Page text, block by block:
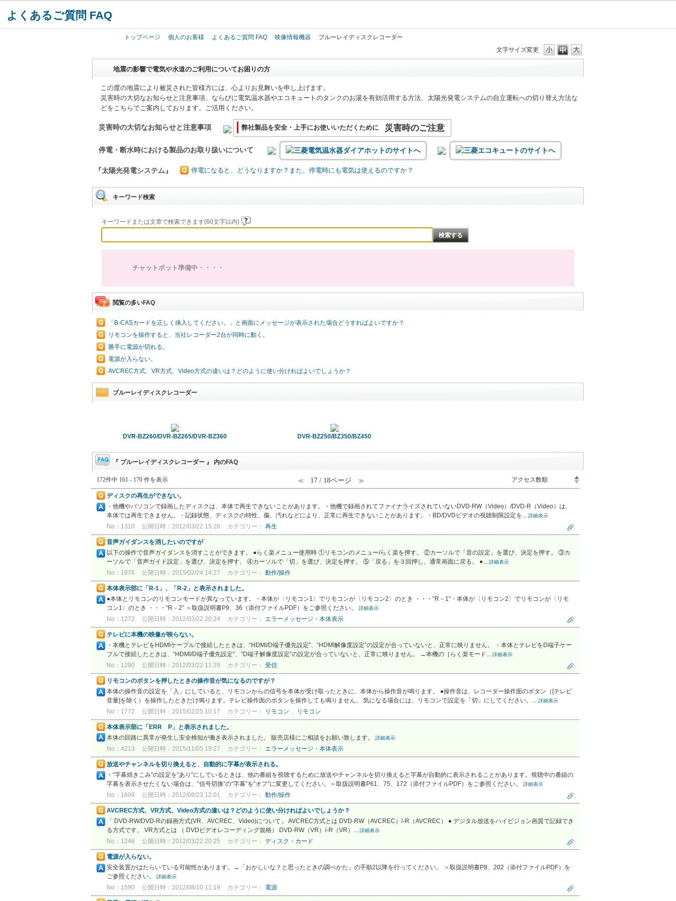
よくあるご質問 FAQ
トップページ 個人のお客様 よくあるご質問 FAQ 映像情報機器
ブルーレイディスクレコーダー
文字サイズ変更
地震の影響で電気や水道のご利用についてお困りの方
この度の地震により被災された皆様方には、心よりお見舞いを申し上げます。
災害時の大切なお知らせと注意事項、ならびに電気温水器やエコキュートのタンクのお湯を有効活用する方法、太陽光発電システムの自立運転への切り替え方法な
どをこちらでご案内しております。ご活用ください。
災害時の大切なお知らせと注意事項 弊社製品を安全・上手にお使いいただくために 災害時のご注意
停電・断水時における製品のお取り扱いについて
『太陽光発電システム』 停電になると、どうなりますか？また、停電時にも電気は使えるのですか？
キーワード検索
キーワードまたは文章で検索できます(60文字以内)
チャットボット準備中・・・・
閲覧の多いFAQ
「B-CASカードを正しく挿入してください。」と画面にメッセージが表示された場合どうすればよいですか？
リモコンを操作すると、当社レコーダー2台が同時に動く。
勝手に電源が切れる。
電源が入らない。
AVCREC方式、VR方式、Video方式の違いは？どのように使い分ければよいでしょうか？
ブルーレイディスクレコーダー
DVR-BZ260/DVR-BZ265/DVR-BZ360 DVR-BZ250/BZ350/BZ450
『 ブルーレイディスクレコーダー 』 内のFAQ
172件中 161 - 170 件を表示 ≪ 17 / 18ページ ≫
ディスクの再生ができない。
・他機やパソコンで録画したディスクは、本体で再生できないことがあります。・他機で録画されてファイナライズされていないDVD-RW（Video）/DVD-R（Video）は、
本体では再生できません。・記録状態、ディスクの特性、傷、汚れなどにより、正常に再生できないことがあります。・BD/DVDビデオの視聴制限設定を... 詳細表示
No：1310 公開日時：2012/03/22 15:26 カテゴリー： 再生
音声ガイダンスを消したいのですが
以下の操作で音声ガイダンスを消すことができます。 ●らく楽メニュー使用時 ①リモコンのメニュー/らく楽を押す。 ②カーソルで「音の設定」を選び、決定を押す。 ③カ
ーソルで「音声ガイド設定」を選び、決定を押す。 ④カーソルで「切」を選び、決定を押す。 ⑤「戻る」を３回押し、通常画面に戻る。 ●... 詳細表示
No：1876 公開日時：2015/02/24 14:27 カテゴリー： 動作/操作
本体表示部に「R-1」、「R-2」と表示されました。
●本体とリモコンのリモコンモードが異なっています。・本体が〈リモコン1〉でリモコンが〈リモコン2〉のとき ・・・“R－1”・本体が〈リモコン2〉でリモコンが〈リモ
コン1〉のとき ・・・“R－2” ＞取扱説明書P9、36（添付ファイルPDF）をご参照ください。
詳細表示
No：1272 公開日時：2012/03/22 20:24 カテゴリー： エラーメッセージ・本体表示
テレビに本機の映像が映らない。
・本機とテレビをHDMIケーブルで接続したときは、“HDMI/D端子優先設定”、“HDMI解像度設定”の設定が合っていないと、正常に映りません。 ・本体とテレビをD端子ケー
ブルで接続したときは、“HDMI/D端子優先設定”、“D端子解像度設定”の設定が合っていないと、正常に映りません。 →本機の［らく楽モード... 詳細表示
No：1290 公開日時：2012/03/22 11:29 カテゴリー： 受信
リモコンのボタンを押したときの操作音が気になるのですが？
本体の操作音の設定を「入」にしていると、リモコンからの信号を本体が受け取ったときに、本体から操作音が鳴ります。 ●操作音は、レコーダー操作面のボタン（[テレビ
音量]を除く）を操作したときだけ鳴ります。テレビ操作面のボタンを操作しても鳴りません。 気になる場合には、リモコンで設定を「切」にしてください。... 詳細表示
No：1772 公開日時：2015/02/25 10:17 カテゴリー： リモコン , リモコン
本体表示部に「ERR P」と表示されました。
本体の回路に異常が発生し安全検知が働き表示されました。 販売店様にご相談をお願い致します。
詳細表示
No：4213 公開日時：2015/11/05 19:27 カテゴリー： エラーメッセージ・本体表示
放送やチャンネルを切り換えると、自動的に字幕が表示される。
・“字幕焼きこみ”の設定を“あり”にしているときは、他の番組を視聴するために放送やチャンネルを切り換えると字幕が自動的に表示されることがあります。視聴中の番組の
字幕を表示させたくない場合は、“信号切換”の“字幕”を“オフ”に変更してください。＞取扱説明書P61、75、172（添付ファイルPDF）をご参照ください。
詳細表示
No：1609 公開日時：2012/08/23 12:01 カテゴリー： 動作/操作
AVCREC方式、VR方式、Video方式の違いは？どのように使い分ければよいでしょうか？
「 DVD-RW/DVD-Rの録画方式(VR、AVCREC、Video)について」 AVCREC方式とは DVD-RW（AVCREC）/-R（AVCREC） ● デジタル放送をハイビジョン画質で記録でき
る方式です。 VR方式とは （ DVDビデオレコーディング規格） DVD-RW（VR）/-R（VR）... 詳細表示
No：1246 公開日時：2012/03/22 20:25 カテゴリー： ディスク・カード
電源が入らない。
安全装置がはたらいている可能性があります。→「おかしいな？と思ったときの調べかた」の手順2以降を行ってください。 ＞取扱説明書P8、202（添付ファイルPDF）を
ご参照ください。
詳細表示
No：1590 公開日時：2012/08/10 11:19 カテゴリー： 電源